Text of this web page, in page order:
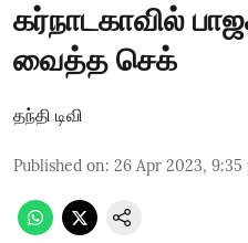
கர்நாடகாவில்
வைத்த செக்
தந்தி டிவி
Published on: 26 Apr 2023, 9:35